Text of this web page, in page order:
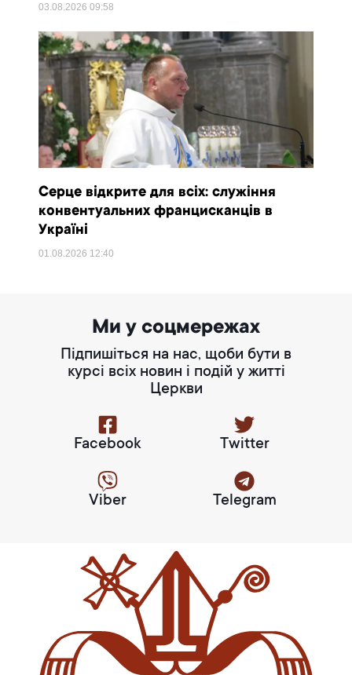
03.08.202609:58
Серце відкрите для всіх: служіння
конвентуальних францисканців в
Україні
01.08.2026 12:40
Ми у соцмережах
Підпишіться на нас, щоби бути в
курсі всіх новин і подій у житті
Церкви
Facebook Twitter
Viber Telegram